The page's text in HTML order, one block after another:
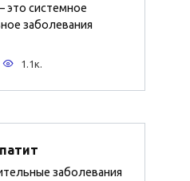
это системное
заболевания
1.1к.
заболевания